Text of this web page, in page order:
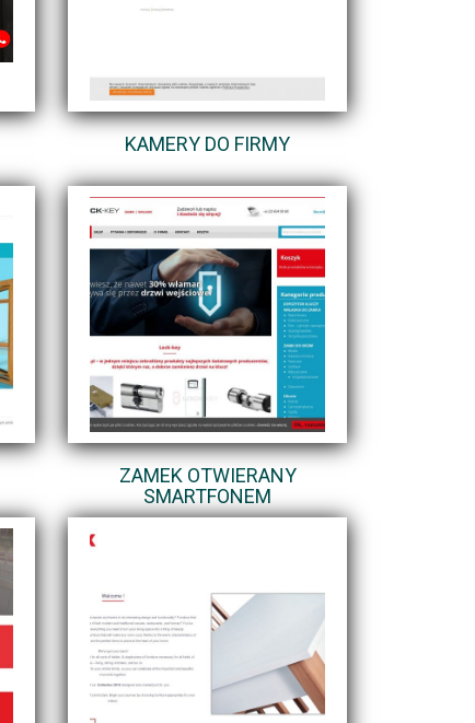
KAMERY DO FIRMY
ZAMEK OTWIERANY
SMARTFONEM